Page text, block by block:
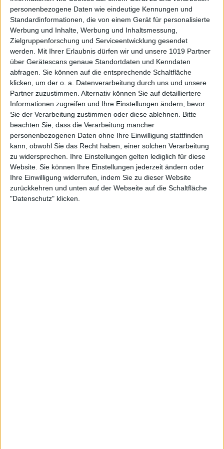
personenbezogene Daten wie eindeutige Kennungen und
Standardinformationen, die von einem Gerät für personalisierte
Werbung und Inhalte, Werbung und Inhaltsmessung,
Zielgruppenforschung und Serviceentwicklung gesendet
werden.
Mit Ihrer Erlaubnis dürfen wir und unsere 1019 Partner
über Gerätescans genaue Standortdaten und Kenndaten
abfragen. Sie können auf die entsprechende Schaltfläche
klicken, um der o. a. Datenverarbeitung durch uns und unsere
Partner zuzustimmen. Alternativ können Sie auf detailliertere
Informationen zugreifen und Ihre Einstellungen ändern, bevor
Sie der Verarbeitung zustimmen oder diese ablehnen.
Bitte
beachten Sie, dass die Verarbeitung mancher
personenbezogenen Daten ohne Ihre Einwilligung stattfinden
kann, obwohl Sie das Recht haben, einer solchen Verarbeitung
zu widersprechen. Ihre Einstellungen gelten lediglich für diese
Website. Sie können Ihre Einstellungen jederzeit ändern oder
Ihre Einwilligung widerrufen, indem Sie zu dieser Website
zurückkehren und unten auf der Webseite auf die Schaltfläche
"Datenschutz" klicken.